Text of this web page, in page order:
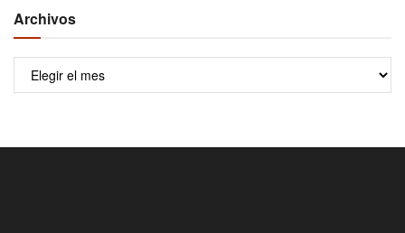
Archivos
Archivos